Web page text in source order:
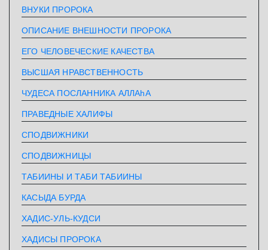
ВНУКИ ПРОРОКА
ОПИСАНИЕ ВНЕШНОСТИ ПРОРОКА
ЕГО ЧЕЛОВЕЧЕСКИЕ КАЧЕСТВА
ВЫСШАЯ НРАВСТВЕННОСТЬ
ЧУДЕСА ПОСЛАННИКА АЛЛАhА
ПРАВЕДНЫЕ ХАЛИФЫ
СПОДВИЖНИКИ
СПОДВИЖНИЦЫ
ТАБИИНЫ И ТАБИ ТАБИИНЫ
КАСЫДА БУРДА
ХАДИС-УЛЬ-КУДСИ
ХАДИСЫ ПРОРОКА